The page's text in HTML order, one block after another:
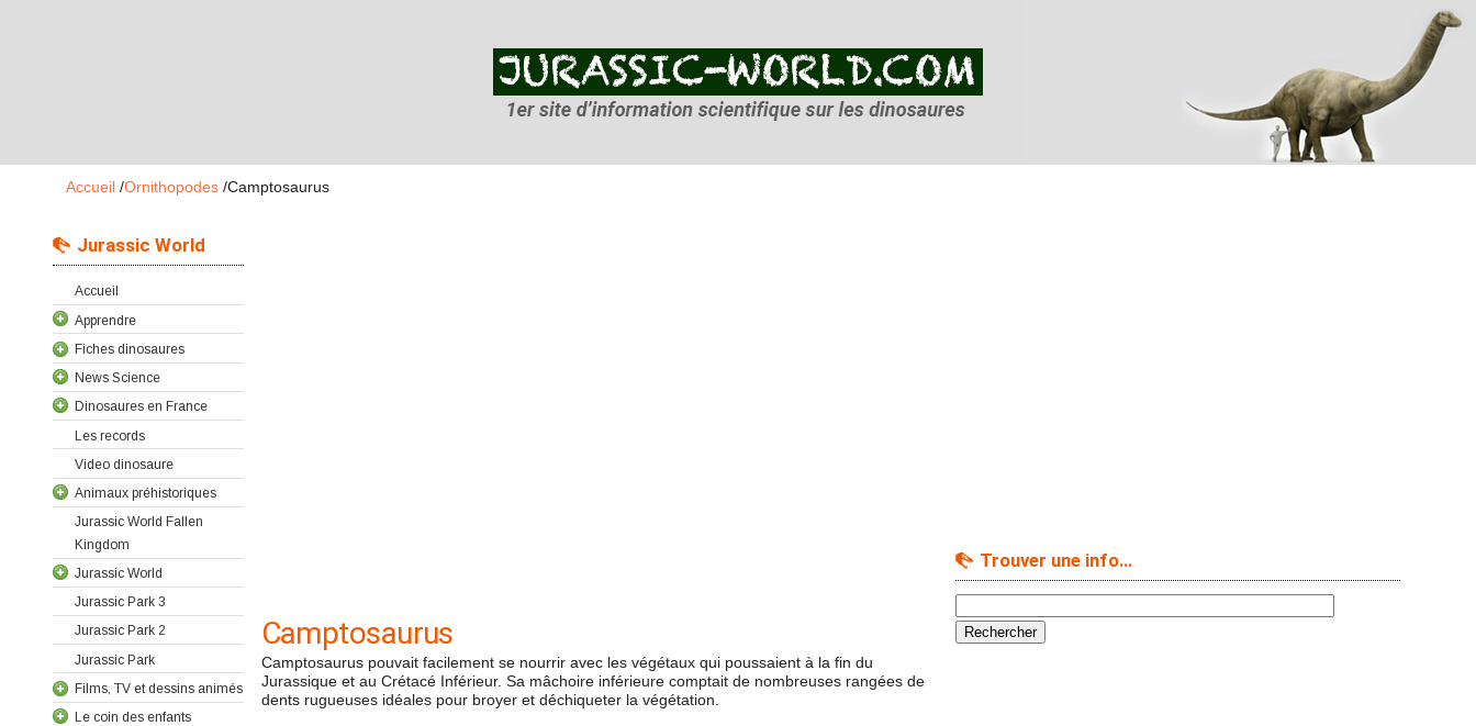
Accueil /Ornithopodes /Camptosaurus
Jurassic World
Accueil
Apprendre
Fiches dinosaures
News Science
Dinosaures en France
Les records
Video dinosaure
Animaux préhistoriques
Jurassic World Fallen
Kingdom
Jurassic World
Jurassic Park 3
Jurassic Park 2
Jurassic Park
Films, TV et dessins animés
Le coin des enfants
Camptosaurus
Camptosaurus pouvait facilement se nourrir avec les végétaux qui poussaient à la fin du
Jurassique et au Crétacé Inférieur. Sa mâchoire inférieure comptait de nombreuses rangées de
dents rugueuses idéales pour broyer et déchiqueter la végétation.
Trouver une info…